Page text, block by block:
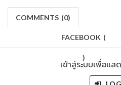
COMMENTS (0)
FACEBOOK (
)
เข้าสู่ระบบเพื่อแส